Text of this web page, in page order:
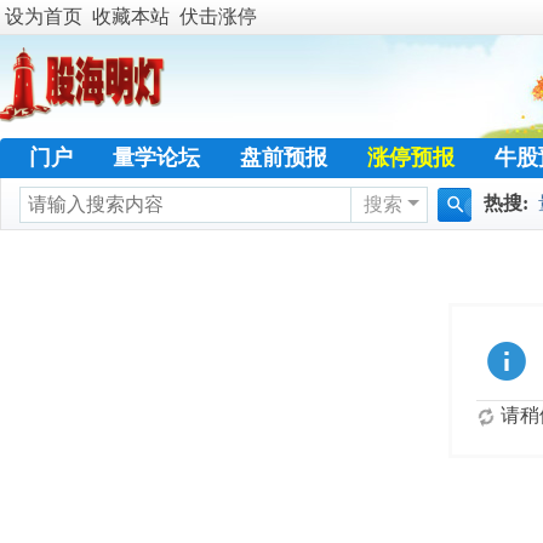
设为首页 收藏本站 伏击涨停
门户 量学论坛 盘前预报 涨停预报 牛股
学员天地
名人传奇 特训专栏 日志 热
搜索 热搜:
请稍